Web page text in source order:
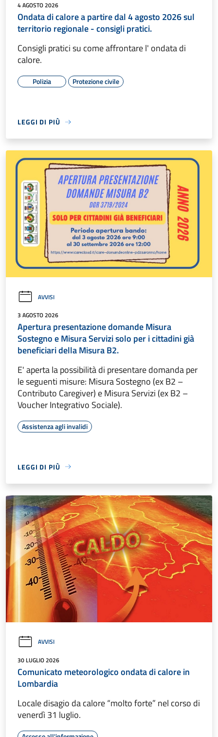
4 AGOSTO 2026
Ondata di calore a partire dal 4 agosto 2026 sul
territorio regionale - consigli pratici.
Consigli pratici su come affrontare l' ondata di
calore.
Polizia Protezione civile
LEGGI DI PIÙ
AVVISI
3 AGOSTO 2026
Apertura presentazione domande Misura
Sostegno e Misura Servizi solo per i cittadini già
beneficiari della Misura B2.
E' aperta la possibilità di presentare domanda per
le seguenti misure: Misura Sostegno (ex B2 –
Contributo Caregiver) e Misura Servizi (ex B2 –
Voucher Integrativo Sociale).
Assistenza agli invalidi
LEGGI DI PIÙ
AVVISI
30 LUGLIO 2026
Comunicato meteorologico ondata di calore in
Lombardia
Locale disagio da calore “molto forte” nel corso di
venerdì 31 luglio.